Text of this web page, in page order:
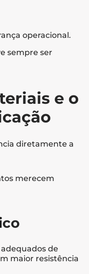
operacional.
sempre ser
e o
diretamente a
merecem
de
maior resistência